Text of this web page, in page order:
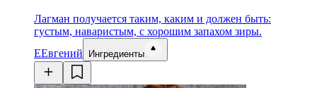
Лагман получается таким, каким и должен быть:
густым, наваристым, с хорошим запахом зиры.
ЕЕвгений Ингредиенты